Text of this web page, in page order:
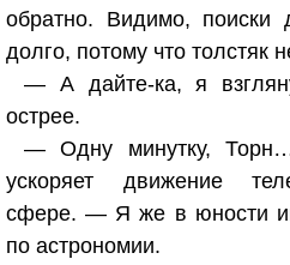
обратно. Видимо, поиски
долго, потому что толстяк
— А дайте-ка, я
острее.
— Одну минутку,
ускоряет движение
сфере. — Я же в юности
по астрономии.